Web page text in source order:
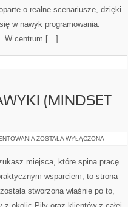
o realne scenariusze, dzięki
w nawyk programowania.
W centrum […]
(MINDSET
PSYCHOLOGIA
NAWYKI
(MINDSET
ZOSTAŁA WYŁĄCZONA
miejsca, które spina pracę
wsparciem, to strona
stworzona właśnie po to,